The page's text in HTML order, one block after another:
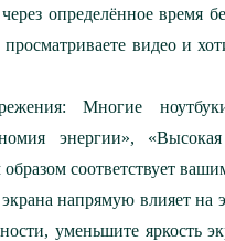
определённое время
видео и
Многие
энергии»,
соответствует
напрямую влияет на
уменьшите яркость